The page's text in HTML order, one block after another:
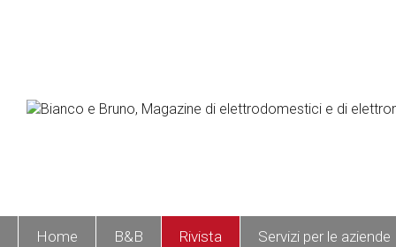
Home B&B Rivista Servizi per le aziende